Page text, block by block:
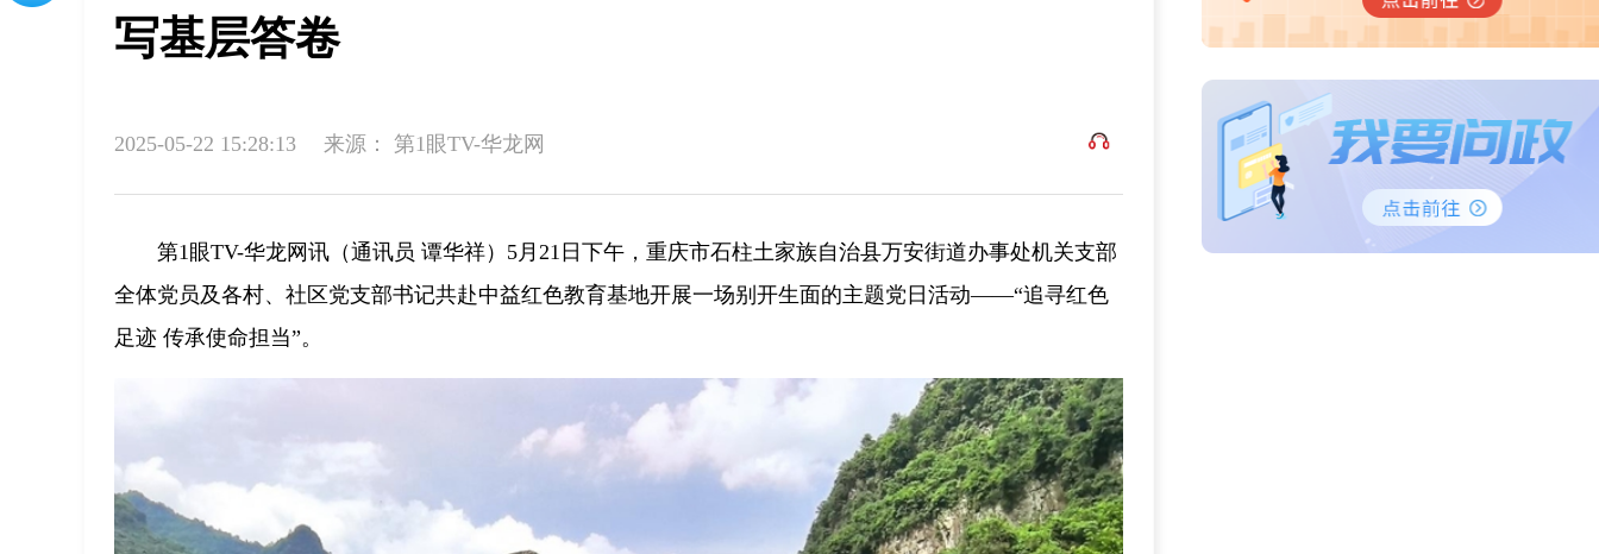
写基层答卷
2025-05-22 15:28:13 来源： 第1眼TV-华龙网
第1眼TV-华龙网讯（通讯员 谭华祥）5月21日下午，重庆市石柱土家族自治县万安街道办事处机关支部
全体党员及各村、社区党支部书记共赴中益红色教育基地开展一场别开生面的主题党日活动——“追寻红色
足迹 传承使命担当”。